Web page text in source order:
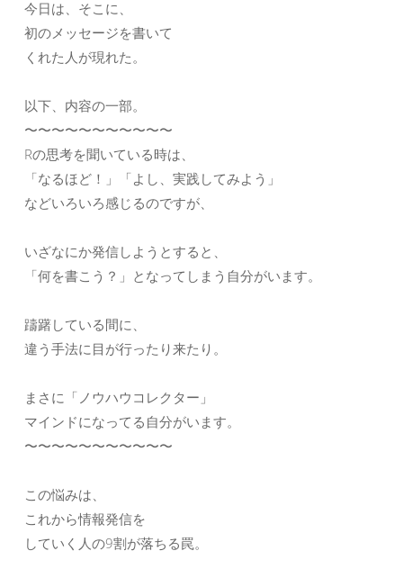
今日は、そこに、
初のメッセージを書いて
くれた人が現れた。
以下、内容の一部。
〜〜〜〜〜〜〜〜〜〜〜
Rの思考を聞いている時は、
「なるほど！」「よし、実践してみよう」
などいろいろ感じるのですが、
いざなにか発信しようとすると、
「何を書こう？」となってしまう自分がいます。
躊躇している間に、
違う手法に目が行ったり来たり。
まさに「ノウハウコレクター」
マインドになってる自分がいます。
〜〜〜〜〜〜〜〜〜〜〜
この悩みは、
これから情報発信を
していく人の9割が落ちる罠。